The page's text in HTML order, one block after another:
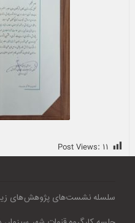
Post Views: ۱۱
سلسله نشست‌های پژوهش‌های